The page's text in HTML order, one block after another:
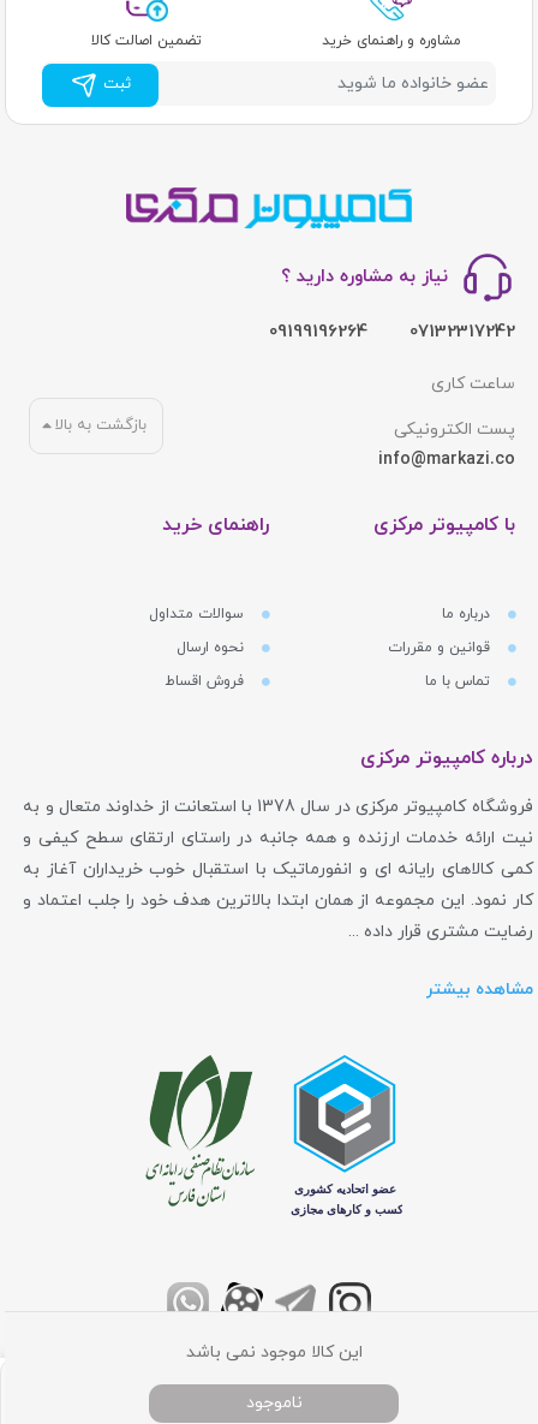
این کالا موجود نمی باشد
ناموجود
مشاوره و راهنمای خرید تضمین اصالت کالا
ثبت
نیاز به مشاوره دارید ؟
07132317242
09199196264
ساعت کاری
پست الکترونیکی
info@markazi.co
با کامپیوتر مرکزی
درباره ما
قوانین و مقررات
تماس با ما
راهنمای خرید
سوالات متداول
نحوه ارسال
فروش اقساط
بازگشت به بالا
درباره کامپیوتر مرکزی
فروشگاه کامپیوتر مرکزی در سال 1378 با استعانت از خداوند متعال و به
نیت ارائه خدمات ارزنده و همه جانبه در راستای ارتقای سطح کیفی و
کمی کالاهای رایانه ای و انفورماتیک با استقبال خوب خریداران آغاز به
کار نمود. این مجموعه از همان ابتدا بالاترین هدف خود را جلب اعتماد و
رضایت مشتری قرار داده ...
مشاهده بیشتر
تمامی حقوق برای فروشگاه اینترنتی کامپیوتر مرکزی محفوظ می باشد